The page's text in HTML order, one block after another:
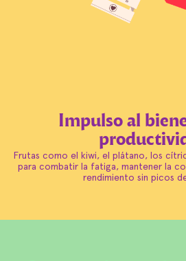
Impulso al
Frutas como el kiwi, el plátano, los
para combatir la fatiga, mantener la
rendimiento sin picos